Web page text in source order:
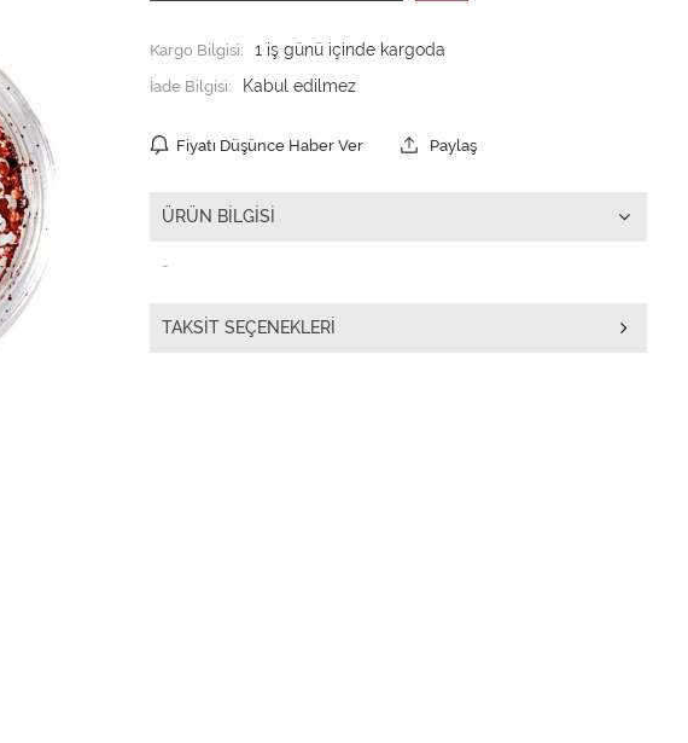
Kargo Bilgisi:
1 iş günü içinde kargoda
İade Bilgisi:
Fiyatı Düşünce Haber Ver Paylaş
ÜRÜN BILGISI
-
TAKSIT SEÇENEKLERI